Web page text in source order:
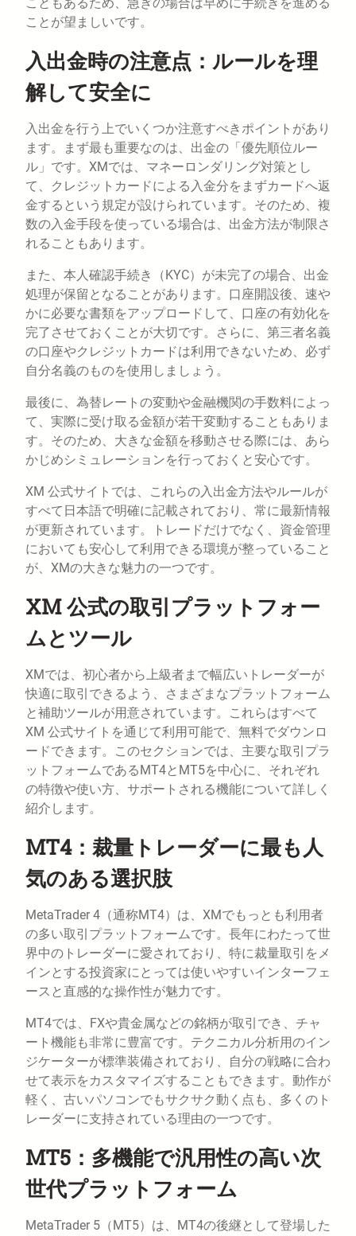
こともあるため、急ぎの場合は早めに手続きを進める
ことが望ましいです。
入出金時の注意点：ルールを理
解して安全に
入出金を行う上でいくつか注意すべきポイントがあり
ます。まず最も重要なのは、出金の「優先順位ルー
ル」です。XMでは、マネーロンダリング対策とし
て、クレジットカードによる入金分をまずカードへ返
金するという規定が設けられています。そのため、複
数の入金手段を使っている場合は、出金方法が制限さ
れることもあります。
また、本人確認手続き（KYC）が未完了の場合、出金
処理が保留となることがあります。口座開設後、速や
かに必要な書類をアップロードして、口座の有効化を
完了させておくことが大切です。さらに、第三者名義
の口座やクレジットカードは利用できないため、必ず
自分名義のものを使用しましょう。
最後に、為替レートの変動や金融機関の手数料によっ
て、実際に受け取る金額が若干変動することもありま
す。そのため、大きな金額を移動させる際には、あら
かじめシミュレーションを行っておくと安心です。
XM 公式サイトでは、これらの入出金方法やルールが
すべて日本語で明確に記載されており、常に最新情報
が更新されています。トレードだけでなく、資金管理
においても安心して利用できる環境が整っていること
が、XMの大きな魅力の一つです。
XM 公式の取引プラットフォー
ムとツール
XMでは、初心者から上級者まで幅広いトレーダーが
快適に取引できるよう、さまざまなプラットフォーム
と補助ツールが用意されています。これらはすべて
XM 公式サイトを通じて利用可能で、無料でダウンロ
ードできます。このセクションでは、主要な取引プラ
ットフォームであるMT4とMT5を中心に、それぞれ
の特徴や使い方、サポートされる機能について詳しく
紹介します。
MT4：裁量トレーダーに最も人
気のある選択肢
MetaTrader 4（通称MT4）は、XMでもっとも利用者
の多い取引プラットフォームです。長年にわたって世
界中のトレーダーに愛されており、特に裁量取引をメ
インとする投資家にとっては使いやすいインターフェ
ースと直感的な操作性が魅力です。
MT4では、FXや貴金属などの銘柄が取引でき、チャ
ート機能も非常に豊富です。テクニカル分析用のイン
ジケーターが標準装備されており、自分の戦略に合わ
せて表示をカスタマイズすることもできます。動作が
軽く、古いパソコンでもサクサク動く点も、多くのト
レーダーに支持されている理由の一つです。
MT5：多機能で汎用性の高い次
世代プラットフォーム
MetaTrader 5（MT5）は、MT4の後継として登場した